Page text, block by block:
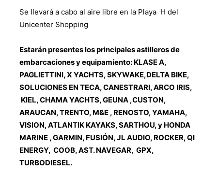
Se llevará a cabo al aire libre en la Playa H del
Unicenter Shopping
Estarán presentes los principales astilleros de
embarcaciones y equipamiento: KLASE A,
PAGLIETTINI, X YACHTS, SKYWAKE,DELTA BIKE,
SOLUCIONES EN TECA, CANESTRARI, ARCO IRIS,
KIEL, CHAMA YACHTS, GEUNA ,CUSTON,
ARAUCAN, TRENTO, M&E , RENOSTO, YAMAHA,
VISION, ATLANTIK KAYAKS, SARTHOU, y HONDA
MARINE , GARMIN, FUSIÓN, JL AUDIO, ROCKER, QI
ENERGY, COOB, AST. NAVEGAR, GPX,
TURBODIESEL.